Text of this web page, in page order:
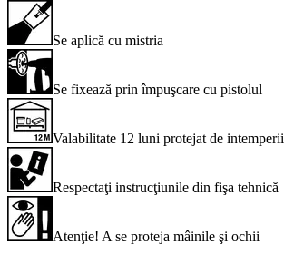
Se aplică cu mistria
Se fixează prin împuşcare cu pistolul
Valabilitate 12 luni protejat de intemperii
Respectaţi instrucţiunile din fişa tehnică
Atenţie! A se proteja mâinile şi ochii